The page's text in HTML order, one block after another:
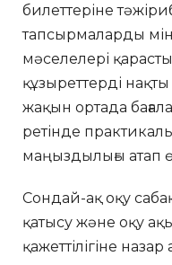
билеттеріне
тапсырмаларды
мәселелері
құзыреттерді нақты
жақын ортада
ретінде
маңыздылығы атап
Сондай-ақ оқу
қатысу және оқу
қажеттілігіне